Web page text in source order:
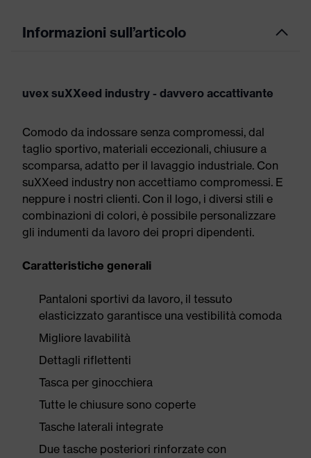
Informazioni sull’articolo
uvex suXXeed industry - davvero accattivante
Comodo da indossare senza compromessi, dal
taglio sportivo, materiali eccezionali, chiusure a
scomparsa, adatto per il lavaggio industriale. Con
suXXeed industry non accettiamo compromessi. E
neppure i nostri clienti. Con il logo, i diversi stili e
combinazioni di colori, è possibile personalizzare
gli indumenti da lavoro dei propri dipendenti.
Caratteristiche generali
Pantaloni sportivi da lavoro, il tessuto
elasticizzato garantisce una vestibilità comoda
Migliore lavabilità
Dettagli riflettenti
Tasca per ginocchiera
Tutte le chiusure sono coperte
Tasche laterali integrate
Due tasche posteriori rinforzate con